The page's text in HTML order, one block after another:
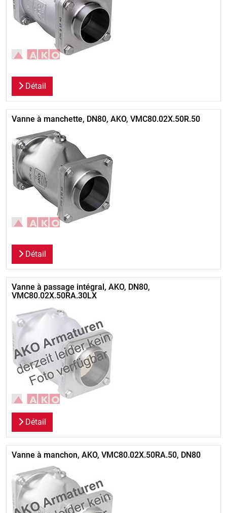
Détail
Vanne à manchette, DN80, AKO, VMC80.02X.50R.50
Détail
Vanne à passage intégral, AKO, DN80,
VMC80.02X.50RA.30LX
Détail
Vanne à manchon, AKO, VMC80.02X.50RA.50, DN80